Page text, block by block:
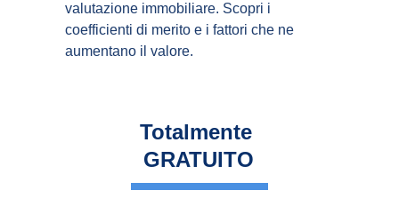
valutazione immobiliare. Scopri i
coefficienti di merito e i fattori che ne
aumentano il valore.
Totalmente
GRATUITO